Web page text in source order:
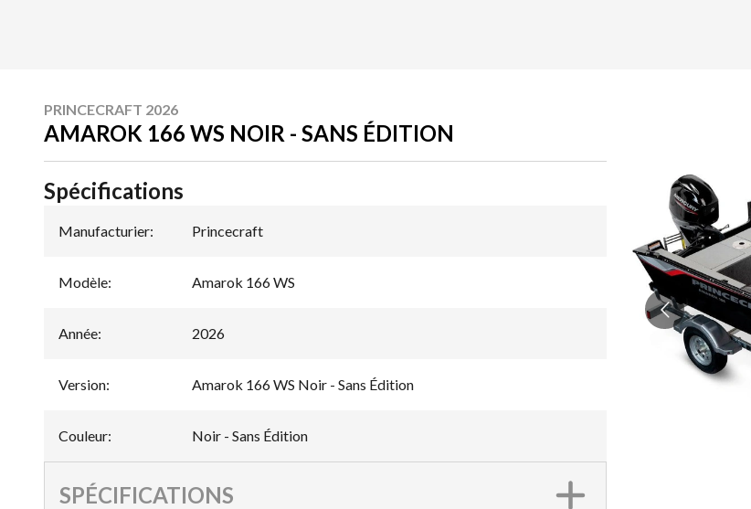
PRINCECRAFT 2026
AMAROK 166 WS NOIR - SANS ÉDITION
Spécifications
Manufacturier: Princecraft
Modèle: Amarok 166 WS
Année: 2026
Version: Amarok 166 WS Noir - Sans Édition
Couleur: Noir - Sans Édition
SPÉCIFICATIONS